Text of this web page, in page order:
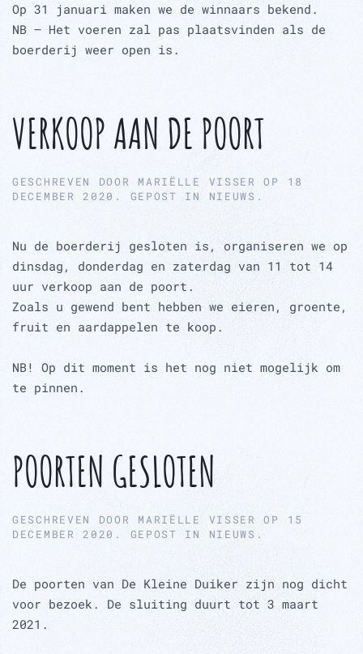
Op 31 januari maken we de winnaars bekend.
NB – Het voeren zal pas plaatsvinden als de
boerderij weer open is.
VERKOOP AAN DE POORT
GESCHREVEN DOOR MARIËLLE VISSER OP 18
DECEMBER 2020 . GEPOST IN NIEUWS .
Nu de boerderij gesloten is, organiseren we op
dinsdag, donderdag en zaterdag van 11 tot 14
uur verkoop aan de poort.
Zoals u gewend bent hebben we eieren, groente,
fruit en aardappelen te koop.
NB! Op dit moment is het nog niet mogelijk om
te pinnen.
POORTEN GESLOTEN
GESCHREVEN DOOR MARIËLLE VISSER OP 15
DECEMBER 2020 . GEPOST IN NIEUWS .
De poorten van De Kleine Duiker zijn nog dicht
voor bezoek. De sluiting duurt tot 3 maart
2021.